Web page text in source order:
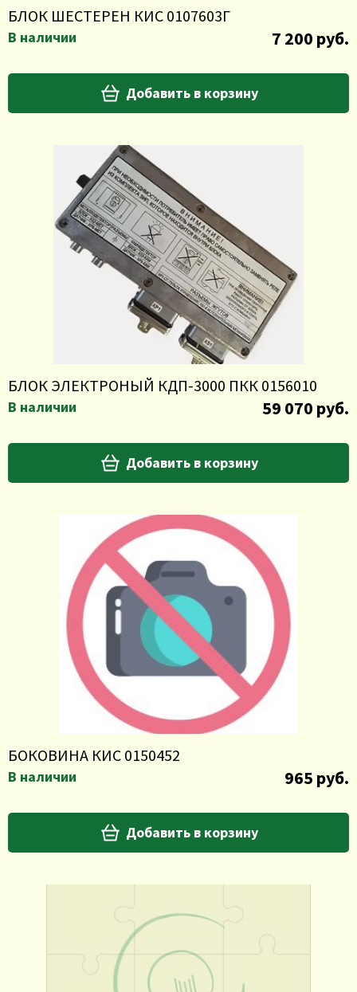
БЛОК ШЕСТЕРЕН КИС 0107603Г
В наличии 7 200 руб.
Добавить в корзину
БЛОК ЭЛЕКТРОНЫЙ КДП-3000 ПКК 0156010
В наличии 59 070 руб.
Добавить в корзину
БОКОВИНА КИС 0150452
В наличии 965 руб.
Добавить в корзину